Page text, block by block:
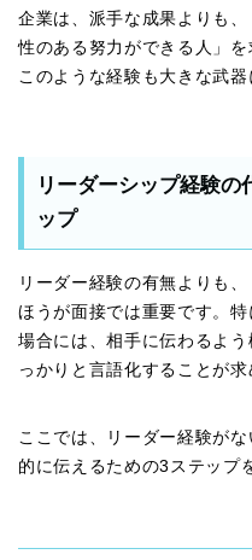
企業は、派手な成果よりも
性のある努力ができる人」
このような経験も大きな武器
リーダーシップ経験
ップ
リーダー経験の有無よりも
ほうが面接では重要です。
場合には、相手に伝わるよ
っかりと言語化することが求
ここでは、リーダー経験が
的に伝えるための3ステップ